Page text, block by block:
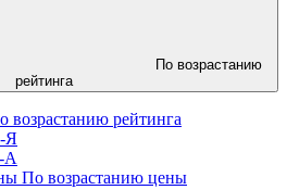
По возрастанию
рейтинга
возрастанию рейтинга
Я
А
По возрастанию цены